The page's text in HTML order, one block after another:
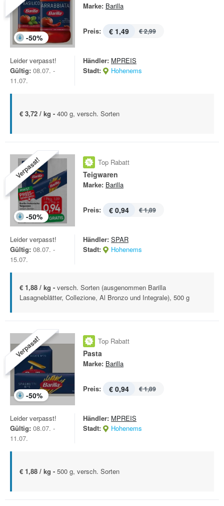
-50%
Marke: Barilla
Preis: € 1,49 € 2,99
Leider verpasst!
Gültig: 08.07. -
11.07.
Händler: MPREIS
Stadt:
Hohenems
€ 3,72 / kg - 400 g, versch. Sorten
Verpasst!
-50%
Top Rabatt
Teigwaren
Marke: Barilla
Preis: € 0,94 € 1,89
Leider verpasst!
Gültig: 08.07. -
15.07.
Händler: SPAR
Stadt:
Hohenems
€ 1,88 / kg - versch. Sorten (ausgenommen Barilla
Lasagneblätter, Collezione, Al Bronzo und Integrale), 500 g
Verpasst!
-50%
Top Rabatt
Pasta
Marke: Barilla
Preis: € 0,94 € 1,89
Leider verpasst!
Gültig: 08.07. -
11.07.
Händler: MPREIS
Stadt:
Hohenems
€ 1,88 / kg - 500 g, versch. Sorten